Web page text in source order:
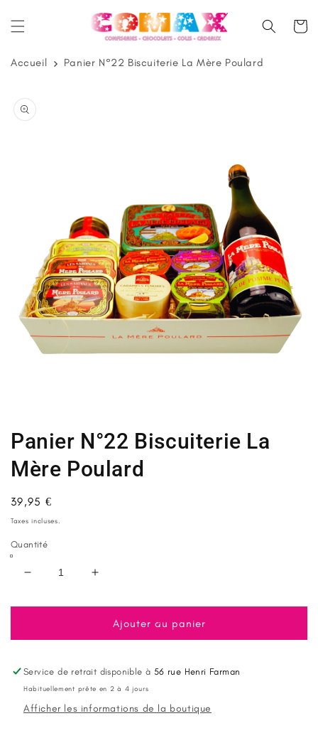
au
Panier
Accueil Panier N°22 Biscuiterie La Mère Poulard
informations
produits
dans
une
fenêtre
modale
Panier N°22 Biscuiterie La
Mère Poulard
Prix
habituel
39,95 €
Taxes incluses.
Quantité
Réduire
quantité
Panier
Biscuiterie
La
Poulard
Augmenter
quantité
Panier
Biscuiterie
Poulard
Ajouter au panier
Service de retrait disponible à 56 rue Henri Farman
Habituellement prête en 2 à 4 jours
Afficher les informations de la boutique